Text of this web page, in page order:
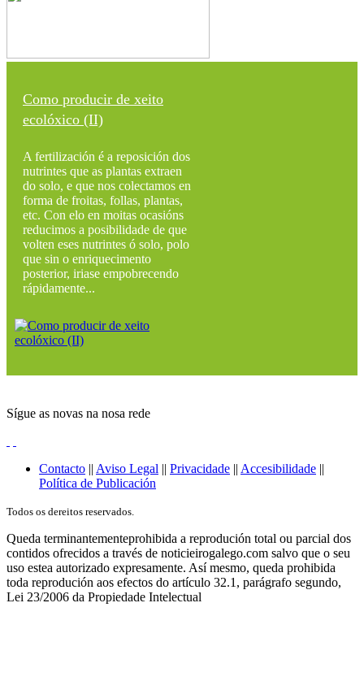
Como producir de xeito
ecolóxico (II)
A fertilización é a reposición dos
nutrintes que as plantas extraen
do solo, e que nos colectamos en
forma de froitas, follas, plantas,
etc. Con elo en moitas ocasións
reducimos a posibilidade de que
volten eses nutrintes ó solo, polo
que sin o enriquecimento
posterior, iriase empobrecendo
rápidamente...
Sígue as novas na nosa rede
Contacto || Aviso Legal || Privacidade || Accesibilidade ||
Política de Publicación
Todos os dereitos reservados.
Queda terminantementeprohibida a reprodución total ou parcial dos
contidos ofrecidos a través de noticieirogalego.com salvo que o seu
uso estea autorizado expresamente. Así mesmo, queda prohibida
toda reprodución aos efectos do artículo 32.1, parágrafo segundo,
Lei 23/2006 da Propiedade Intelectual